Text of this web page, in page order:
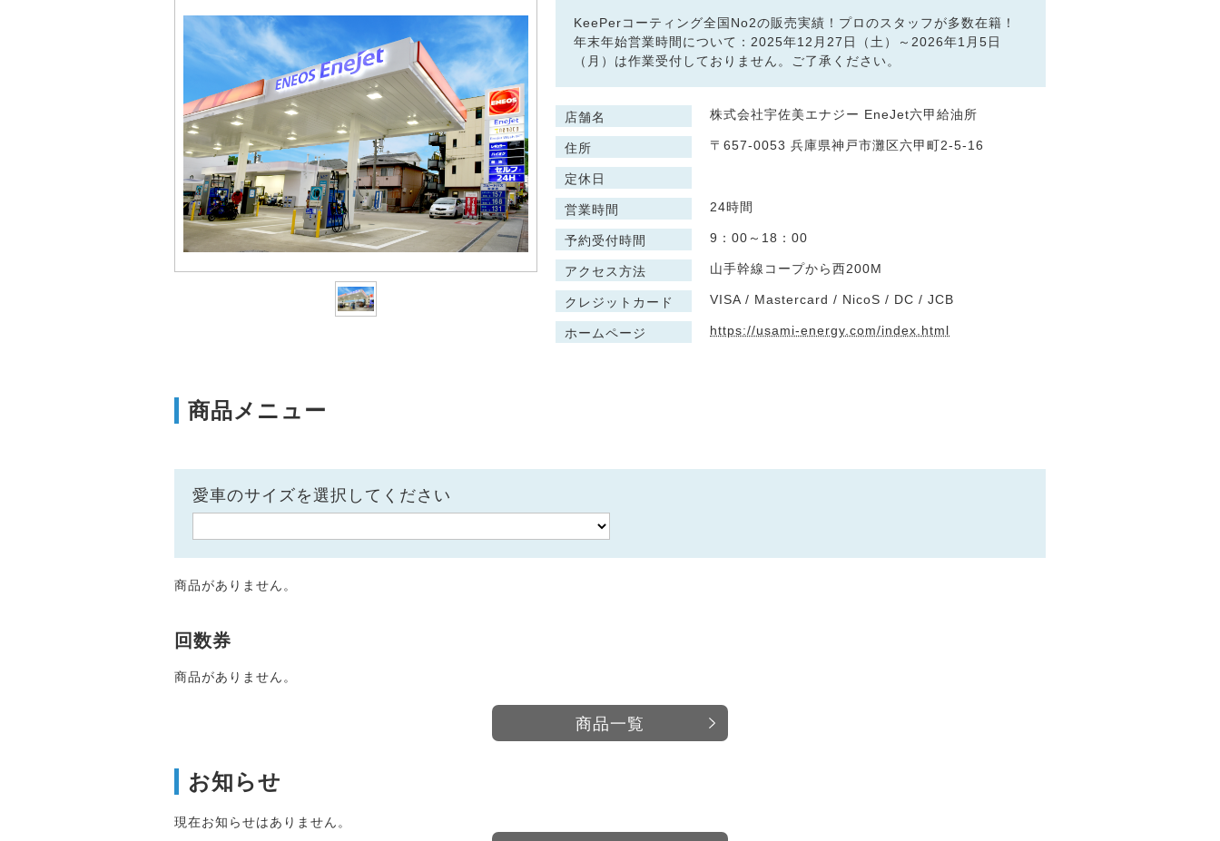
KeePerコーティング全国No2の販売実績！プロのスタッフが多数在籍！
年末年始営業時間について：2025年12月27日（土）～2026年1月5日
（月）は作業受付しておりません。ご了承ください。
店舗名 株式会社宇佐美エナジー EneJet六甲給油所
住所 〒657-0053 兵庫県神戸市灘区六甲町2-5-16
定休日
営業時間 24時間
予約受付時間 9：00～18：00
アクセス方法 山手幹線コープから西200M
クレジットカード VISA / Mastercard / NicoS / DC / JCB
ホームページ https://usami-energy.com/index.html
商品メニュー
愛車のサイズを選択してください
商品がありません。
回数券
商品がありません。
商品一覧
お知らせ
現在お知らせはありません。